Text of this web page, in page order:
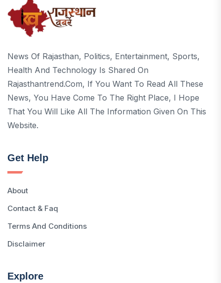
News Of Rajasthan, Politics, Entertainment, Sports,
Health And Technology Is Shared On
Rajasthantrend.com, If You Want To Read All These
News, You Have Come To The Right Place, I Hope
That You Will Like All The Information Given On This
Website.
Get Help
About
Contact & Faq
Terms And Conditions
Disclaimer
Explore